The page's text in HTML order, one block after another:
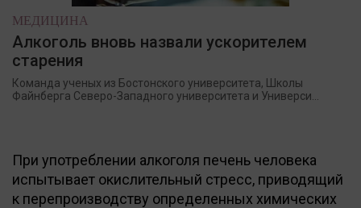
МЕДИЦИНА
Алкоголь вновь назвали ускорителем
старения
Команда ученых из Бостонского университета, Школы
Файнберга Северо-Западного университета и Универси...
При употреблении алкоголя печень человека
испытывает окислительный стресс, приводящий
к перепроизводству определенных химических